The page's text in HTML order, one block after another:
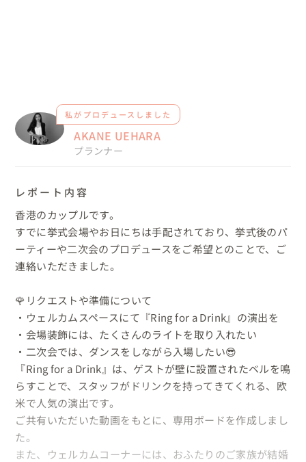
私がプロデュースしました
AKANE UEHARA
プランナー
レポート内容
香港のカップルです。
すでに挙式会場やお日にちは手配されており、挙式後のパ
ーティーや二次会のプロデュースをご希望とのことで、ご
連絡いただきました。
🌹リクエストや準備について
・ウェルカムスペースにて『Ring for a Drink』の演出を
・会場装飾には、たくさんのライトを取り入れたい
・二次会では、ダンスをしながら入場したい😎
『Ring for a Drink』は、ゲストが壁に設置されたベルを鳴
らすことで、スタッフがドリンクを持ってきてくれる、欧
米で人気の演出です。
ご共有いただいた動画をもとに、専用ボードを作成しまし
た。
また、ウェルカムコーナーには、おふたりのご家族が結婚